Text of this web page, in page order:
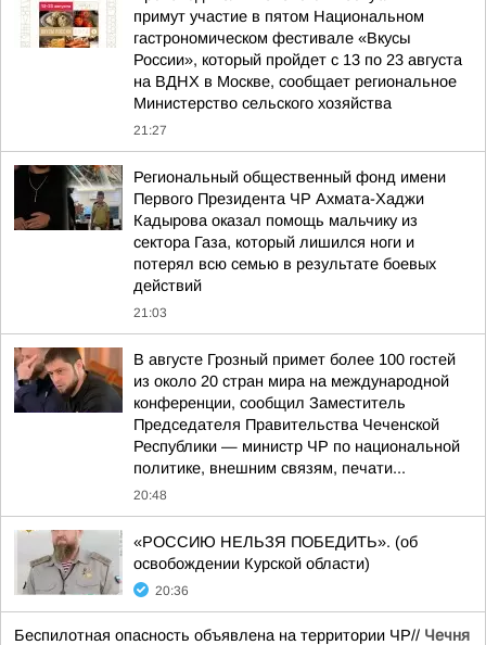
примут участие в пятом Национальном
гастрономическом фестивале «Вкусы
России», который пройдет с 13 по 23 августа
на ВДНХ в Москве, сообщает региональное
Министерство сельского хозяйства
21:27
Региональный общественный фонд имени
Первого Президента ЧР Ахмата-Хаджи
Кадырова оказал помощь мальчику из
сектора Газа, который лишился ноги и
потерял всю семью в результате боевых
действий
21:03
В августе Грозный примет более 100 гостей
из около 20 стран мира на международной
конференции, сообщил Заместитель
Председателя Правительства Чеченской
Республики — министр ЧР по национальной
политике, внешним связям, печати...
20:48
«РОССИЮ НЕЛЬЗЯ ПОБЕДИТЬ». (об
освобождении Курской области)
20:36
Беспилотная опасность объявлена на территории ЧР// Чечня